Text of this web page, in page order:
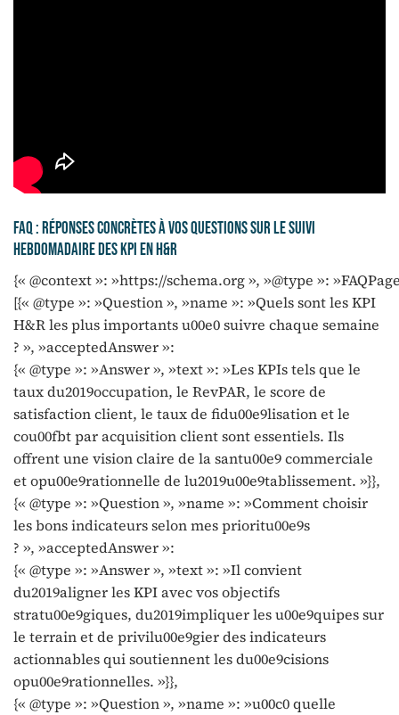
FAQ : réponses concrètes à vos questions sur le suivi
hebdomadaire des KPI en H&R
{« @context »: »https://schema.org », »@type »:
[{« @type »: »Question », »name »: »Quels sont les KPI
H&R les plus importants u00e0 suivre chaque semaine
? », »acceptedAnswer »:
{« @type »: »Answer », »text »: »Les KPIs tels que le
taux du2019occupation, le RevPAR, le score de
satisfaction client, le taux de fidu00e9lisation et le
cou00fbt par acquisition client sont essentiels. Ils
offrent une vision claire de la santu00e9 commerciale
et opu00e9rationnelle de lu2019u00e9tablissement. »}},
{« @type »: »Question », »name »: »Comment choisir
les bons indicateurs selon mes prioritu00e9s
? », »acceptedAnswer »:
{« @type »: »Answer », »text »: »Il convient
du2019aligner les KPI avec vos objectifs
stratu00e9giques, du2019impliquer les u00e9quipes sur
le terrain et de privilu00e9gier des indicateurs
actionnables qui soutiennent les du00e9cisions
opu00e9rationnelles. »}},
{« @type »: »Question », »name »: »u00c0 quelle